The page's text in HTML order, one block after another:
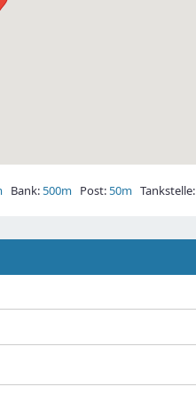
Bank: 500m Post: 50m Tankstelle: